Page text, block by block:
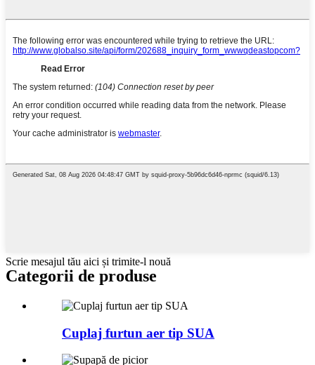
Scrie mesajul tău aici și trimite-l nouă
Categorii de produse
Cuplaj furtun aer tip SUA